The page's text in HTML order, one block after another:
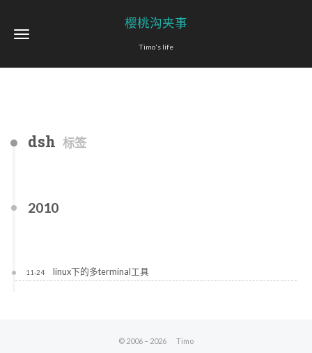
樱桃沟夹事
Timo's life
dsh 标签
2010
11-24 linux下的多terminal工具
© 2006 – 2026
Timo